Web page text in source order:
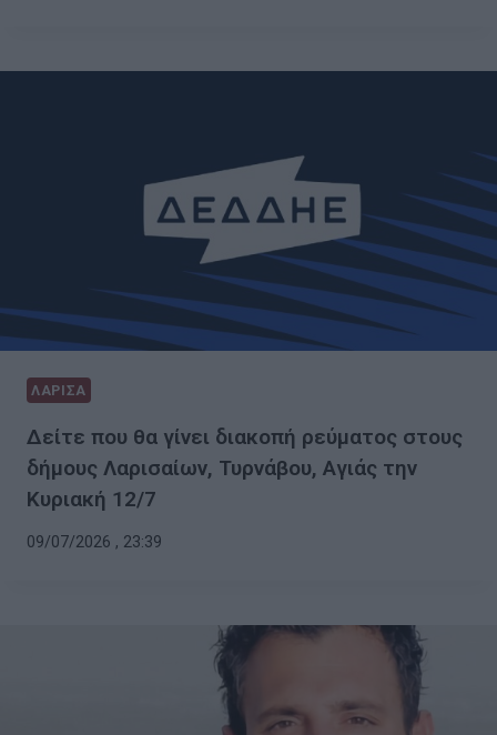
ΛΑΡΙΣΑ
Δείτε που θα γίνει διακοπή ρεύματος στους
δήμους Λαρισαίων, Τυρνάβου, Αγιάς την
Κυριακή 12/7
09/07/2026 , 23:39